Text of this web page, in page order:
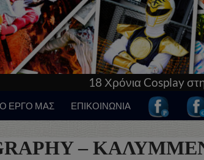
Cosplay στην Ελλάδα! Γνώρισε τα
ΕΡΓΟ ΜΑΣ ΕΠΙΚΟΙΝΩΝΙΑ
–